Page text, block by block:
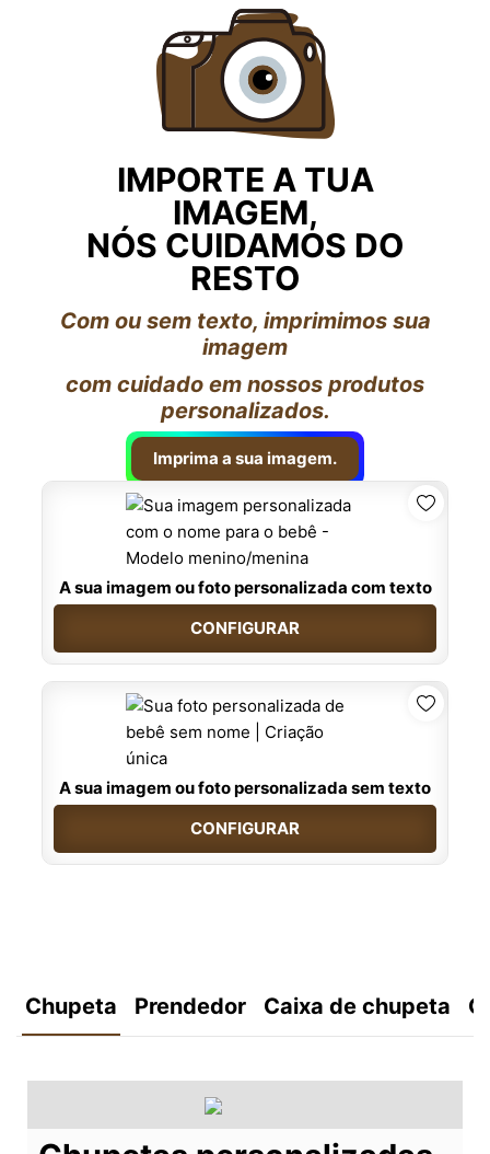
IMPORTE A TUA
IMAGEM,
NÓS CUIDAMOS DO
RESTO
Com ou sem texto, imprimimos sua
imagem
com cuidado em nossos produtos
personalizados.
Imprima a sua imagem.
A sua imagem ou foto personalizada com texto
CONFIGURAR
A sua imagem ou foto personalizada sem texto
CONFIGURAR
Chupeta Prendedor Caixa de chupeta